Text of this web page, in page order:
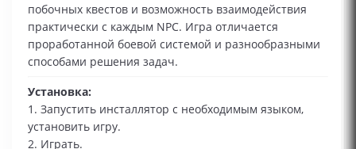
побочных квестов и возможность взаимодействия
практически с каждым NPC. Игра отличается
проработанной боевой системой и разнообразными
способами решения задач.
Установка:
1. Запустить инсталлятор с необходимым языком,
установить игру.
2. Играть.